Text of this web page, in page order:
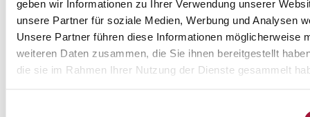
geben wir Informationen zu Ihrer Verwendung unserer
unsere Partner für soziale Medien, Werbung und Analysen
Unsere Partner führen diese Informationen möglicherweise
weiteren Daten zusammen, die Sie ihnen bereitgestellt
die sie im Rahmen Ihrer Nutzung der Dienste gesammelt
Siehe die Liste Siehe die Liste